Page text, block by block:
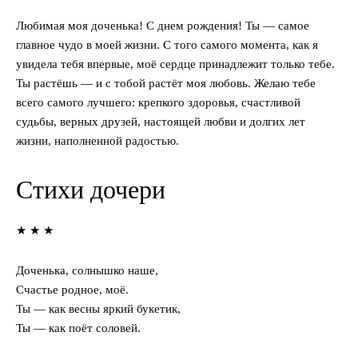
Любимая моя доченька! С днем рождения! Ты — самое
главное чудо в моей жизни. С того самого момента, как я
увидела тебя впервые, моё сердце принадлежит только тебе.
Ты растёшь — и с тобой растёт моя любовь. Желаю тебе
всего самого лучшего: крепкого здоровья, счастливой
судьбы, верных друзей, настоящей любви и долгих лет
жизни, наполненной радостью.
Стихи дочери
★ ★ ★
Доченька, солнышко наше,
Счастье родное, моё.
Ты — как весны яркий букетик,
Ты — как поёт соловей.